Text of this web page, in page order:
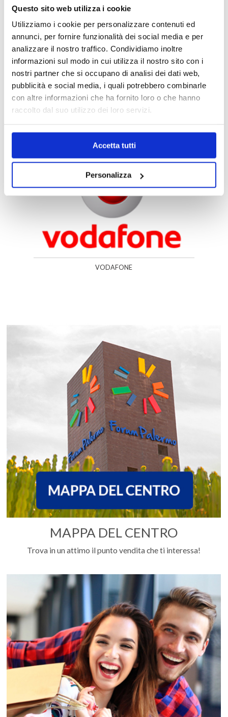
Questo sito web utilizza i cookie
Utilizziamo i cookie per personalizzare contenuti ed
annunci, per fornire funzionalità dei social media e per
analizzare il nostro traffico. Condividiamo inoltre
informazioni sul modo in cui utilizza il nostro sito con i
nostri partner che si occupano di analisi dei dati web,
pubblicità e social media, i quali potrebbero combinarle
con altre informazioni che ha fornito loro o che hanno
raccolto dal suo utilizzo dei loro servizi.
Accetta tutti
Personalizza
NEGOZIO TIM
VODAFONE
MAPPA DEL CENTRO
Trova in un attimo il punto vendita che ti interessa!